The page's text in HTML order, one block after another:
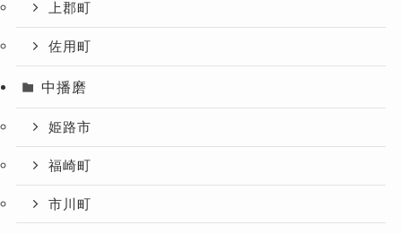
上郡町
佐用町
中播磨
姫路市
福崎町
市川町